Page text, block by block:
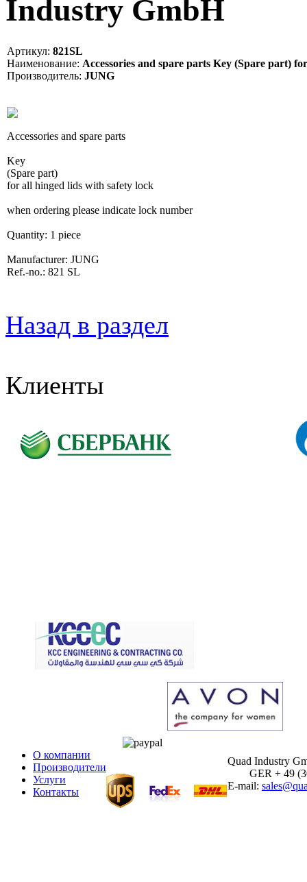
Industry GmbH
Артикул: 821SL
Наименование: Accessories and spare parts Key (Spare part)
Производитель: JUNG
Accessories and spare parts
Key
(Spare part)
for all hinged lids with safety lock
when ordering please indicate lock number
Quantity: 1 piece
Manufacturer: JUNG
Ref.-no.: 821 SL
Назад в раздел
Клиенты
О компании
Производители
Услуги
Контакты
Quad Industry
GER + 49
E-mail: